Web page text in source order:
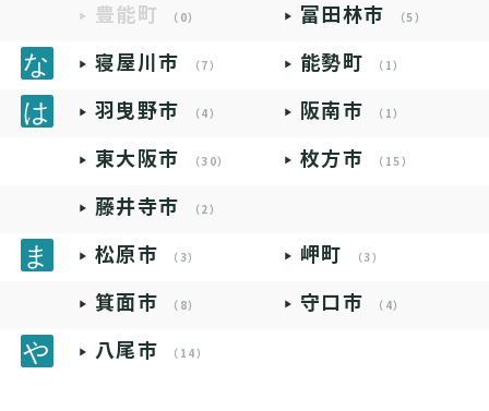
豊能町 （0） 富田林市 （5）
寝屋川市 （7） 能勢町 （1）
羽曳野市 （4） 阪南市 （1）
東大阪市 （30） 枚方市 （15）
藤井寺市 （2）
松原市 （3） 岬町 （3）
箕面市 （8） 守口市 （4）
八尾市 （14）